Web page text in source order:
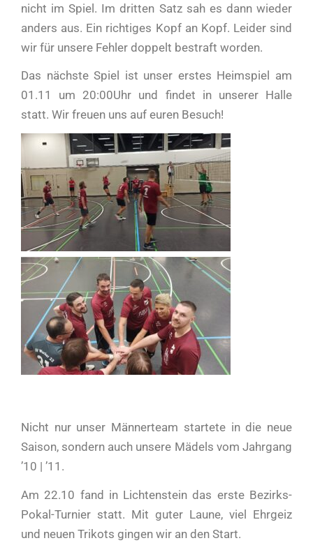
nicht im Spiel. Im dritten Satz sah es dann wieder
anders aus. Ein richtiges Kopf an Kopf. Leider sind
wir für unsere Fehler doppelt bestraft worden.
Das nächste Spiel ist unser erstes Heimspiel am
01.11 um 20:00Uhr und findet in unserer Halle
statt. Wir freuen uns auf euren Besuch!
Nicht nur unser Männerteam startete in die neue
Saison, sondern auch unsere Mädels vom Jahrgang
’10 | ’11.
Am 22.10 fand in Lichtenstein das erste Bezirks-
Pokal-Turnier statt. Mit guter Laune, viel Ehrgeiz
und neuen Trikots gingen wir an den Start.